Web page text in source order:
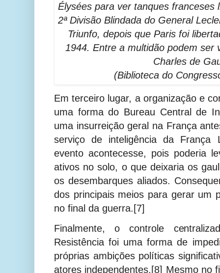
Élysées para ver tanques franceses
2ª Divisão Blindada do General
Triunfo, depois que Paris foi
1944. Entre a multidão podem ser
Charles de
(Biblioteca do
Em terceiro lugar, a organização e
uma forma do Bureau Central de
uma insurreição geral na França
serviço de inteligência da
evento acontecesse, pois poderia
ativos no solo, o que deixaria os
os desembarques aliados.
dos principais meios para gerar um
no final da guerra.[7]
Finalmente, o controle
Resistência foi uma forma de
próprias ambições políticas
atores independentes.[8] Mesmo no